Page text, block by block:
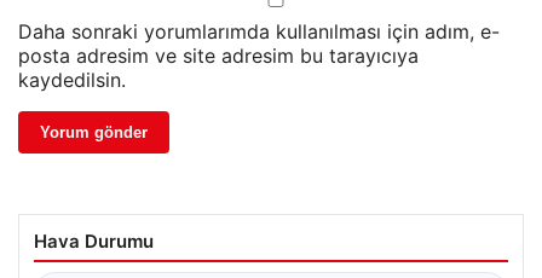
Daha sonraki yorumlarımda kullanılması için adım, e-
posta adresim ve site adresim bu tarayıcıya
kaydedilsin.
Hava Durumu